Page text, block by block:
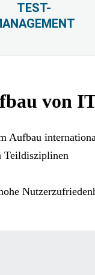
TEST-
von
Aufbau
Teildisziplinen